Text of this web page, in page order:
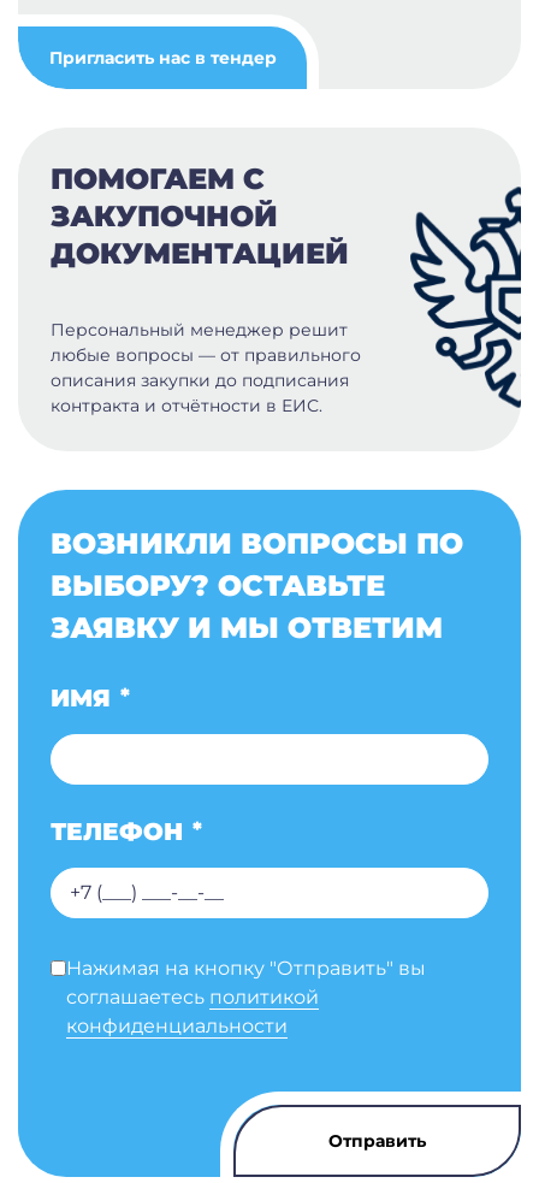
Пригласить нас в тендер
ПОМОГАЕМ С
ЗАКУПОЧНОЙ
ДОКУМЕНТАЦИЕЙ
Персональный менеджер решит
любые вопросы — от правильного
описания закупки до подписания
контракта и отчётности в ЕИС.
ВОЗНИКЛИ ВОПРОСЫ ПО
ВЫБОРУ? ОСТАВЬТЕ
ЗАЯВКУ И МЫ ОТВЕТИМ
ИМЯ *
ТЕЛЕФОН *
Нажимая на кнопку "Отправить" вы
соглашаетесь политикой
конфиденциальности